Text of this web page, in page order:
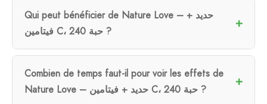
Qui peut bénéficier de Nature Love – حديد +
فيتامين C، 240 حبة ?
Combien de temps faut-il pour voir les effets de
Nature Love – حديد + فيتامين C، 240 حبة ?